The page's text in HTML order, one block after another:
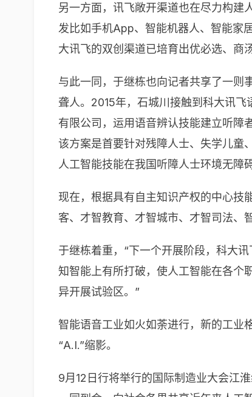
另一方面，讯飞敞开渠道也在尽力构建
发比如手机App、智能机器人、智能家
大讯飞的双创渠道已培育出优必选、商
与此一同，于继栋也向记者共享了一则
聋人。2015年，石城川接触到科大讯
有限公司，运用语音辨认技能建立听障
该方案是首要针对残障人士、失学儿童
人工智能技能在我国听障人士环境无障
现在，根据具有自主知识产权的中心技
客、才智教育、才智城市、才智司法、
于继栋着重，“下一个开展阶段，科大
知智能上有所打破，使人工智能在各个
异开展试验区。”
智能语音工业如火如荼进行，新的工业
“A.I.”缩影。
9月12日行将举行的国际制造业大会江